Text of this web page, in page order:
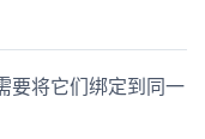
要将它们绑定到同一